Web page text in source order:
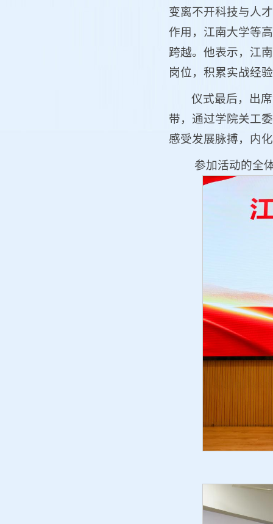
变离不开科技与人
作用，江南大学等
跨越。他表示，江
岗位，积累实战经
仪式最后，出
带，通过学院关工
感受发展脉搏，内
参加活动的全